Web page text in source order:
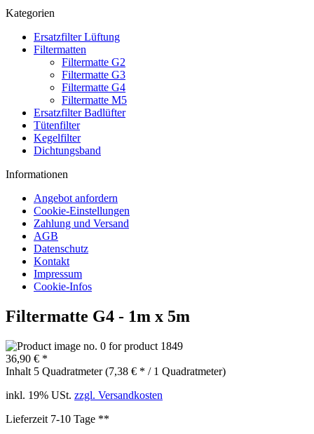
Kategorien
Ersatzfilter Lüftung
Filtermatten
Filtermatte G2
Filtermatte G3
Filtermatte G4
Filtermatte M5
Ersatzfilter Badlüfter
Tütenfilter
Kegelfilter
Dichtungsband
Informationen
Angebot anfordern
Cookie-Einstellungen
Zahlung und Versand
AGB
Datenschutz
Kontakt
Impressum
Cookie-Infos
Filtermatte G4 - 1m x 5m
36,90 € *
Inhalt 5 Quadratmeter(7,38 € * / 1 Quadratmeter)
inkl. 19% USt. zzgl. Versandkosten
Lieferzeit 7-10 Tage **